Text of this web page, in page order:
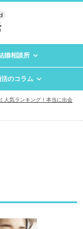
婚相談所
活のコラム
人気ランキング！本当に出会